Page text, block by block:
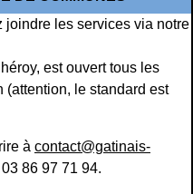
joindre les services via notre
est ouvert tous les
(attention, le standard est
à contact@gatinais-
86 97 71 94.